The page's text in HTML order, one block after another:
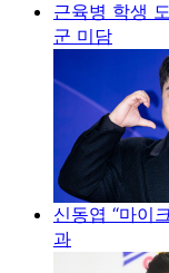
근육병 학생
군 미담
신동엽 “마이
과